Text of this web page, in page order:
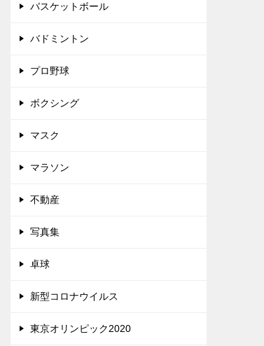
バスケットボール
バドミントン
プロ野球
ボクシング
マスク
マラソン
不動産
写真集
卓球
新型コロナウイルス
東京オリンピック2020